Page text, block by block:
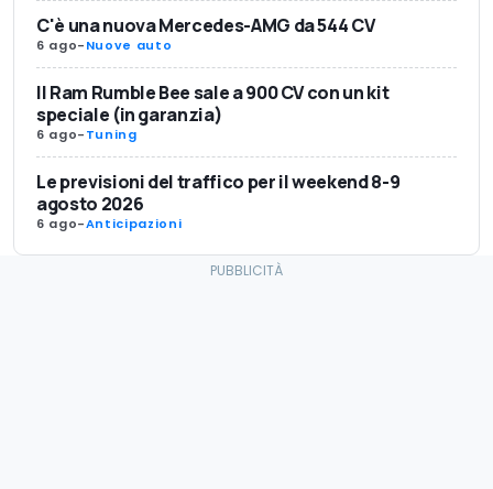
C'è una nuova Mercedes-AMG da 544 CV
6 ago-Nuove auto
Il Ram Rumble Bee sale a 900 CV con un kit
speciale (in garanzia)
6 ago-Tuning
Le previsioni del traffico per il weekend 8-9
agosto 2026
6 ago-Anticipazioni